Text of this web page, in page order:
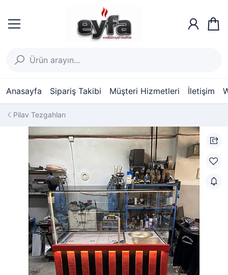
Anasayfa Sipariş Takibi Müşteri Hizmetleri İletişim
Pilav Tezgahları